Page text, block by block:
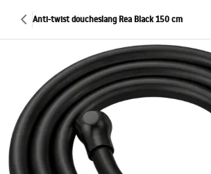
Anti-twist doucheslang Rea Black 150 cm